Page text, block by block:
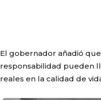
El gobernador añadió
responsabilidad pueden
reales en la calidad de